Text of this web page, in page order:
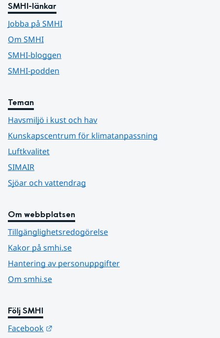
SMHI-länkar
Jobba på SMHI
Om SMHI
SMHI-bloggen
SMHI-podden
Teman
Havsmiljö i kust och hav
Kunskapscentrum för klimatanpassning
Luftkvalitet
SIMAIR
Sjöar och vattendrag
Om webbplatsen
Tillgänglighetsredogörelse
Kakor på smhi.se
Hantering av personuppgifter
Om smhi.se
Följ SMHI
Facebook